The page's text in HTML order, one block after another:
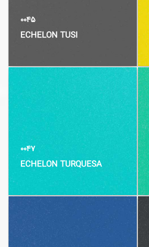
۰۰۴۵
ECHELON TUSI
۰۰۴۷
ECHELON TURQUESA